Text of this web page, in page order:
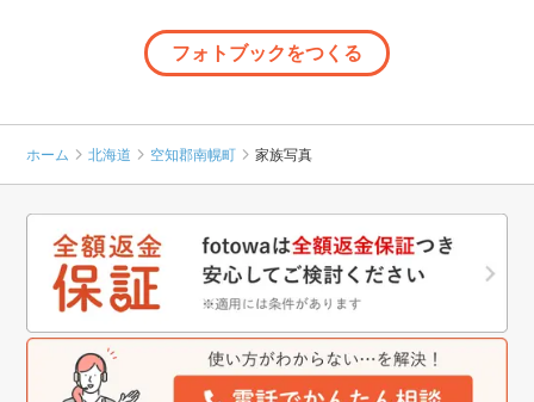
フォトブックをつくる
ホーム 北海道 空知郡南幌町 家族写真